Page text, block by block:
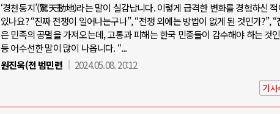
‘경천동지’(驚天動地)라는 말이 실감납니다. 이렇게 급격한 변화를 경험하신 적
있나요? “진짜 전쟁이 일어나는구나”, “전쟁 외에는 방법이 없게 된 것인가?”, “
은 민족의 공멸을 가져오는데, 고통과 피해는 한국 민중들이 감수해야 하는 것
등 어수선한 말이 많이 나옵니다. “...
원진욱(전 범민련
2024.05.08. 20:12
기사